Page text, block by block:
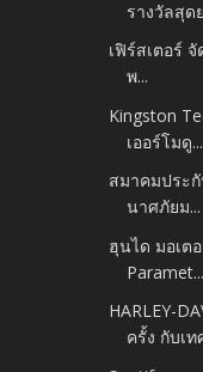
รางวัลสุด
เฟิร์สเตอร์
พ...
Kingston
เออร์โมดู...
สมาคมประ
นาศภัยม...
ฮุนได มอเต
Paramet...
HARLEY-
ครั้ง กับเท